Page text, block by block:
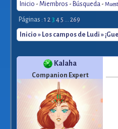
Inicio - Miembros - Búsqueda -
Páginas : 1 2 3 45 ... 269
Inicio » Los campos de Ludi »
Kalaha
Companion Expert